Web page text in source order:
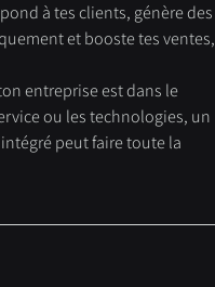
à tes clients, génère des
et booste tes ventes,
entreprise est dans le
ou les technologies, un
peut faire toute la